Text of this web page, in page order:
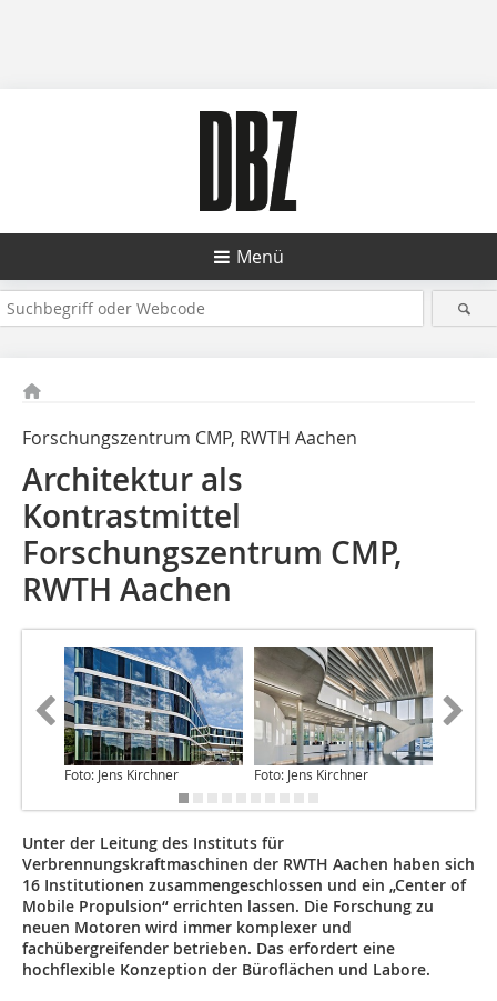
Menü
Forschungszentrum CMP, RWTH Aachen
Architektur als
Kontrastmittel
Forschungszentrum CMP,
RWTH Aachen
Foto: Jens Kirchner Foto: Jens Kirchner
Unter der Leitung des Instituts für
Verbrennungskraftmaschinen der RWTH Aachen haben sich
16 Institu­tionen zusammengeschlossen und ein „Center of
Mobile Propulsion“ errichten lassen. Die Forschung zu
neuen Motoren wird immer komplexer und
fachübergreifender betrieben. Das erfordert eine
hochflexible Konzeption der Büroflächen und Labore.